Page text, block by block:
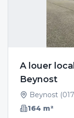
A louer
Beynost
Beynost (
164 m²